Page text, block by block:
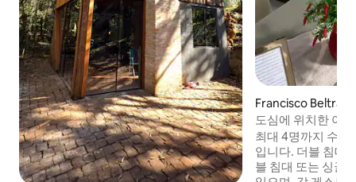
Francisco Beltrão
도심에 위치한 아
최대 4명까지 수용
입니다. 더블 침대 1개와 다른 침대 1개는 더
블 침대 또는 싱글